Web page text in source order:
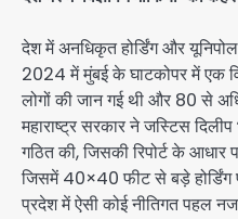
देश में अनधिकृत होर्डिंग और
2024 में मुंबई के घाटकोपर में एक
लोगों की जान गई थी और 80 से
महाराष्ट्र सरकार ने जस्टिस
गठित की, जिसकी रिपोर्ट के आधार
जिसमें 40×40 फीट से बड़े होर्डिंग
प्रदेश में ऐसी कोई नीतिगत पहल